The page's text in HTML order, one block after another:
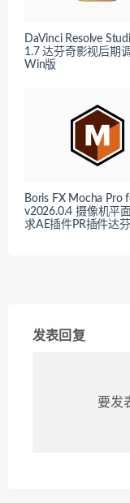
DaVinci Resolve
1.7 达芬奇影视后期
Win版
Boris FX Mocha Pro
v2026.0.4 摄像机平
求AE插件PR插件达
发表回复
要发